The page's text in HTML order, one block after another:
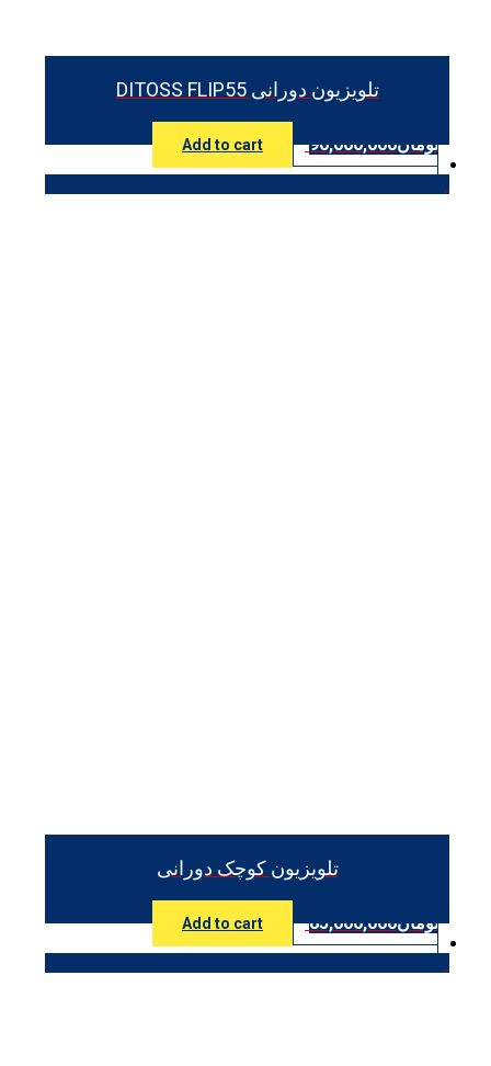
تلویزیون دورانی DITOSS FLIP55
تومان90,000,000
Add to cart
تلویزیون کوچک دورانی
تومان85,000,000
Add to cart